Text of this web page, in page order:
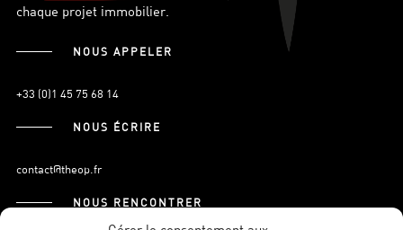
chaque projet immobilier.
NOUS APPELER
+33 (0)1 45 75 68 14
NOUS ÉCRIRE
contact@theop.fr
NOUS RENCONTRER